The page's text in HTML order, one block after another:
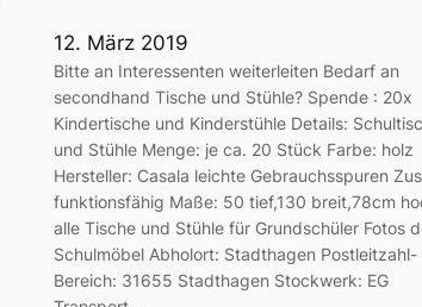
12. März 2019
Bitte an Interessenten weiterleiten Bedarf an
secondhand Tische und Stühle? Spende : 20x
Kindertische und Kinderstühle Details:
und Stühle Menge: je ca. 20 Stück Farbe: holz
Hersteller: Casala leichte Gebrauchsspuren
funktionsfähig Maße: 50 tief,130 breit,78cm
alle Tische und Stühle für Grundschüler Fotos
Schulmöbel Abholort: Stadthagen Postleitzahl-
Bereich: 31655 Stadthagen Stockwerk: EG